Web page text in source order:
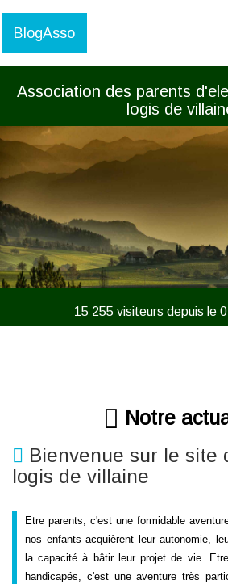
BlogAsso
Association des parents
logis de
15 255 visiteurs depuis le
Notre
Bienvenue sur le site
logis de villaine
Etre parents, c'est une formidable
nos enfants acquièrent leur autonomie,
la capacité à bâtir leur projet de vie.
handicapés, c'est une aventure très